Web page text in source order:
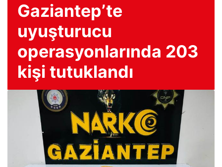
Gaziantep’te
uyuşturucu
operasyonlarında 203
kişi tutuklandı